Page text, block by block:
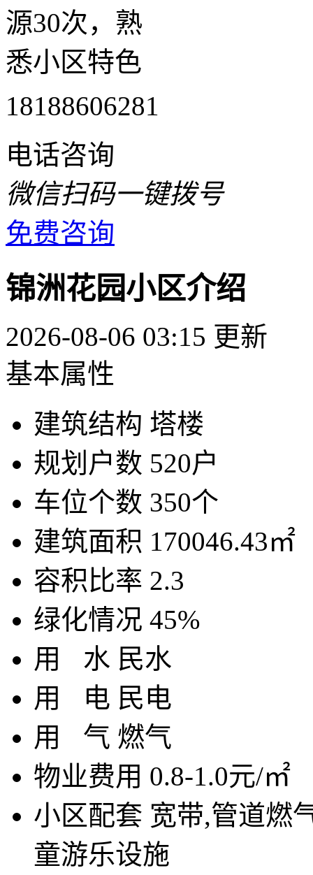
源30次，熟
悉小区特色
18188606281
电话咨询
微信扫码一键拨号
免费咨询
锦洲花园小区介绍
2026-08-06 03:15 更新
基本属性
建筑结构 塔楼
规划户数 520户
车位个数 350个
建筑面积 170046.43㎡
容积比率 2.3
绿化情况 45%
用 水 民水
用
电 民电
用 气 燃气
物业费用 0.8-1.0元/㎡
小区配套 宽带,管道燃
童游乐设施